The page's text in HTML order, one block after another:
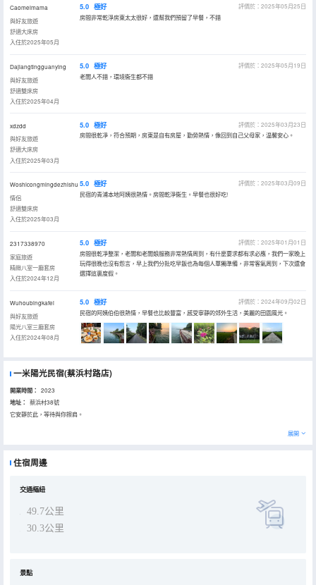
Caomeimama
與好友旅遊
舒適大床房
入住於2025年05月
5.0 極好
評價於：2025年05月25日
房間非常乾淨房東太太很好，還幫我們預留了早餐，不錯
Dajiangtingguanying
與好友旅遊
舒適雙床房
入住於2025年04月
5.0 極好
評價於：2025年05月19日
老闆人不錯，環境衞生都不錯
xdzdd
與好友旅遊
舒適大床房
入住於2025年03月
5.0 極好
評價於：2025年03月23日
房間很乾凈，符合預期，房東是自有房屋，勤勞熱情，像回到自己父母家，温馨安心。
Woshicongmingdezhishu
情侶
舒適雙床房
入住於2025年03月
5.0 極好
評價於：2025年03月09日
民宿的青浦本地阿姨很熱情。房間乾淨衞生。早餐也很好吃!
2317338970
家庭旅遊
精緻八室一廳套房
入住於2024年12月
5.0 極好
評價於：2025年01月01日
房間很乾凈整潔，老闆和老闆娘服務非常熱情周到，有什麼要求都有求必應，我們一家晚上
玩得很晚也沒有怨言，早上我們分批吃早飯也為每個人單獨準備，非常客氣周到，下次還會
選擇這裏度假。
Wuhoubingkafei
與好友旅遊
陽光八室三廳套房
入住於2024年08月
5.0 極好
評價於：2024年09月02日
民宿的阿姨伯伯很熱情，早餐也比較豐富，感受寧靜的郊外生活，美麗的田園風光。
一米陽光民宿(蔡浜村路店)
開業時間： 2023
地址：
蔡浜村38號
它安靜於此，等待與你擦肩。
展開
住宿周邊
交通樞紐
49.7公里
30.3公里
景點